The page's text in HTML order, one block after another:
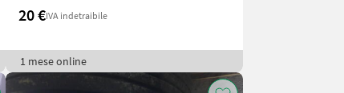
20 €IVA indetraibile
1 mese online